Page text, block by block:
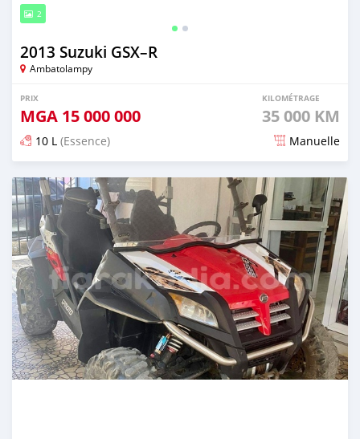
2
2013 Suzuki GSX–R
Ambatolampy
PRIX
MGA 15 000 000
KILOMÉTRAGE
35 000 KM
10 L (Essence) Manuelle
Publié il y a plus de 5 ans